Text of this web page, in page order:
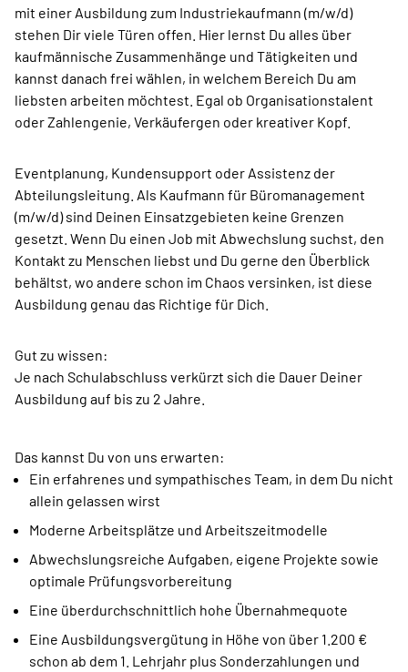
mit einer Ausbildung zum Industriekaufmann (m/w/d)
stehen Dir viele Türen offen. Hier lernst Du alles über
kaufmännische Zusammenhänge und Tätigkeiten und
kannst danach frei wählen, in welchem Bereich Du am
liebsten arbeiten möchtest. Egal ob Organisationstalent
oder Zahlengenie, Verkäufergen oder kreativer Kopf.
Eventplanung, Kundensupport oder Assistenz der
Abteilungsleitung. Als Kaufmann für Büromanagement
(m/w/d) sind Deinen Einsatzgebieten keine Grenzen
gesetzt. Wenn Du einen Job mit Abwechslung suchst, den
Kontakt zu Menschen liebst und Du gerne den Überblick
behältst, wo andere schon im Chaos versinken, ist diese
Ausbildung genau das Richtige für Dich.
Gut zu wissen:
Je nach Schulabschluss verkürzt sich die Dauer Deiner
Ausbildung auf bis zu 2 Jahre.
Das kannst Du von uns erwarten:
Ein erfahrenes und sympathisches Team, in dem Du nicht
allein gelassen wirst
Moderne Arbeitsplätze und Arbeitszeitmodelle
Abwechslungsreiche Aufgaben, eigene Projekte sowie
optimale Prüfungsvorbereitung
Eine überdurchschnittlich hohe Übernahmequote
Eine Ausbildungsvergütung in Höhe von über 1.200 €
schon ab dem 1. Lehrjahr plus Sonderzahlungen und